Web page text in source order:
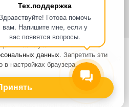
Тех.поддержка
Готова помочь
вам. Напишите мне, если у
вас появятся вопросы.
характер и не является
положениями статьи 437
Информация о характеристиках и
на сайте, условия доставки может
порядке. Информация по ценам,
к моменту оформления заказа.
представленных фотографиях
наш сайт, высоглашаетесь с
файлов и пользовательских
необходимых для
работы сайта и сервиса
условияПолитики в
данных. Запретить эти
в настройках браузера.